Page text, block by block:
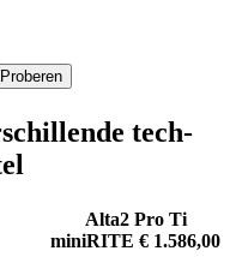
Proberen
tech-
Alta2 Pro Ti
miniRITE € 1.586,00